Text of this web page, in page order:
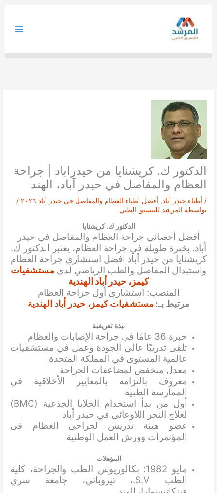
الدكتور ك. كريشنايا من حيدراباد | جراحة
العظام والمفاصل في حيدر آباد، الهند
/ أطباء حيدر آباد, أفضل أطباء العظام والمفاصل في حيدر آباد ٢٠٢٦
/
بواسطة المرشد للتنسيق الطبي
الدكتور ك. كريشنايا
أفضل أخصائي جراحة العظام والمفاصل في حيدر
أباد. بخبرة طويلة في جراحة العظام، يعتبر الدكتور ك.
كريشنايا من حيدر أباد افضل استشاري جراحة العظام
واستبدال المفاصل والطب الرياضي لدى مستشفيات
كيمز، حيدر أباد الهندية
المنصب: استشاري أول جراحة العظام
مرتبط بـ: مستشفيات كيمز، حيدر أباد الهندية
نبذة تعريفية
خبرة 36 ​​عامًا في جراحة الإصابات والعظام
تلقى تدريبًا عالي الجودة وعمل في مستشفيات
عالمية المستوى في المملكة المتحدة
معدل منخفض لمضاعفات الجراحة
معروف بالتزامه بالمعايير الأخلاقية في
الممارسة الطبية
أول من بدأ استخدام الخلايا الجذعية (BMC)
لعلاج النخر اللاوعائي في حيدر أباد
عضو هيئة تدريس لجراحي العظام في
المؤتمرات وورش العمل الوطنية
المؤهلات
مايو 1982: بكالوريوس الطب والجراحة، كلية
الطب S.V.، تيروباتي، جامعة سري